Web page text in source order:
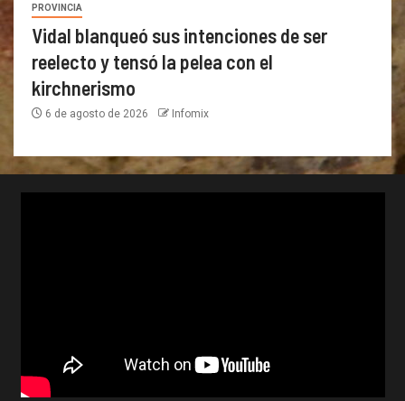
PROVINCIA
Vidal blanqueó sus intenciones de ser
reelecto y tensó la pelea con el
kirchnerismo
6 de agosto de 2026 Infomix